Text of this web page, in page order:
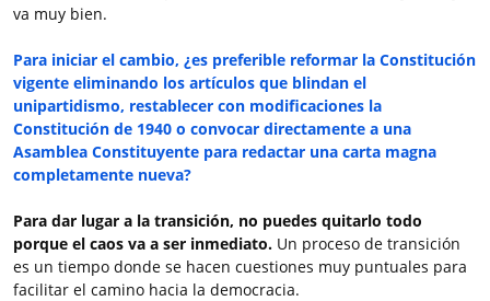
va muy bien.
Para iniciar el cambio, ¿es preferible reformar la Constitución
vigente eliminando los artículos que blindan el
unipartidismo, restablecer con modificaciones la
Constitución de 1940 o convocar directamente a una
Asamblea Constituyente para redactar una carta magna
completamente nueva?
Para dar lugar a la transición, no puedes quitarlo todo
porque el caos va a ser inmediato. Un proceso de transición
es un tiempo donde se hacen cuestiones muy puntuales para
facilitar el camino hacia la democracia.